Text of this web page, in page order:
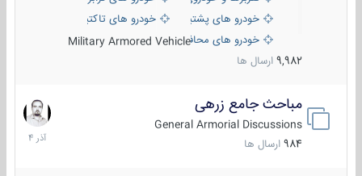
خودرو های پشتیبانی آتش ، شناسایی و ضد تانک
خودرو های تاکتیکی نظامی
خودرو های محافظت شدهMilitary Armored Vehicle
9,982 ارسال ها
مباحث جامع زرهی
General Armorial Discussions
984 ارسال ها
7
آذر
1404